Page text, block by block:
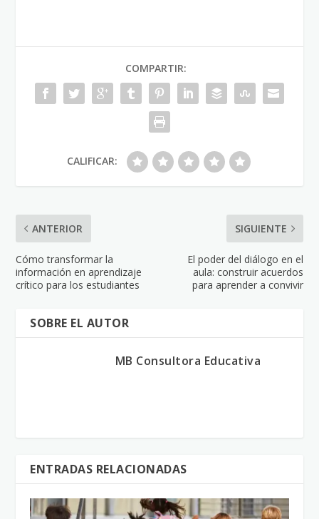
COMPARTIR:
CALIFICAR:
ANTERIOR
Cómo transformar la
información en aprendizaje
crítico para los estudiantes
SIGUIENTE
El poder del diálogo en el
aula: construir acuerdos
para aprender a convivir
SOBRE EL AUTOR
MB Consultora Educativa
ENTRADAS RELACIONADAS